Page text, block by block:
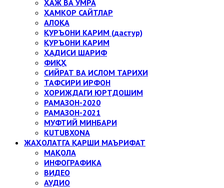
ҲАЖ ВА УМРА
ҲАМКОР САЙТЛАР
АЛОҚА
ҚУРЪОНИ КАРИМ (дастур)
ҚУРЪОНИ КАРИМ
ҲАДИСИ ШАРИФ
ФИҚҲ
СИЙРАТ ВА ИСЛОМ ТАРИХИ
ТАФСИРИ ИРФОН
ХОРИЖДАГИ ЮРТДОШИМ
РАМАЗОН-2020
РАМАЗОН-2021
МУФТИЙ МИНБАРИ
KUTUBXONA
ЖАҲОЛАТГА ҚАРШИ МАЪРИФАТ
МАҚОЛА
ИНФОГРАФИКА
ВИДЕО
АУДИО